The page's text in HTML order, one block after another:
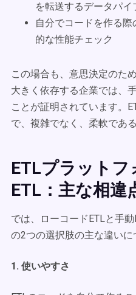
を転送するデータパイ
自分でコードを作る
的な性能チェック
この場合も、意思決定のた
大きく依存する企業では、
ことが証明されています。
で、複雑でなく、柔軟であ
ETLプラットフ
ETL：主な相違
では、ローコードETLと手
の2つの選択肢の主な違いに
1. 使いやすさ